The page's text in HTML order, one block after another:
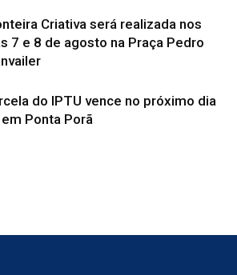
Criativa será realizada nos
7 e 8 de agosto na Praça Pedro
do IPTU vence no próximo dia
Ponta Porã